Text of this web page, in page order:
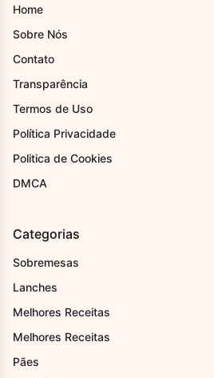
Home
Sobre Nós
Contato
Transparência
Termos de Uso
Política Privacidade
Politica de Cookies
DMCA
Categorias
Sobremesas
Lanches
Melhores Receitas
Melhores Receitas
Pães